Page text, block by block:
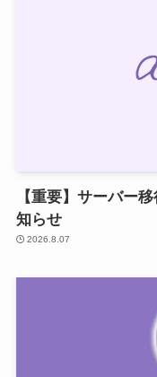
【重要】サーバー
知らせ
2026.8.07